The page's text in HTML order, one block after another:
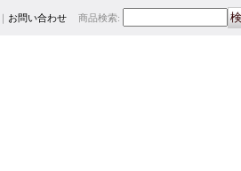
｜ お問い合わせ 商品検索: